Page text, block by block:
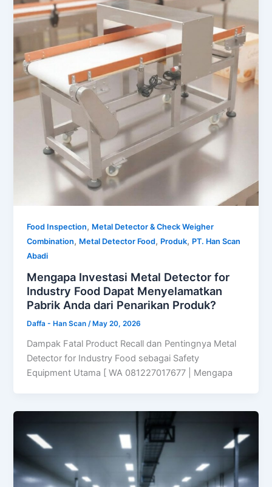
Food Inspection, Metal Detector & Check Weigher
Combination, Metal Detector Food, Produk, PT. Han Scan
Abadi
Mengapa Investasi Metal Detector for
Industry Food Dapat Menyelamatkan
Pabrik Anda dari Penarikan Produk?
Daffa - Han Scan/May 20, 2026
Dampak Fatal Product Recall dan Pentingnya Metal
Detector for Industry Food sebagai Safety
Equipment Utama [ WA 081227017677 | Mengapa